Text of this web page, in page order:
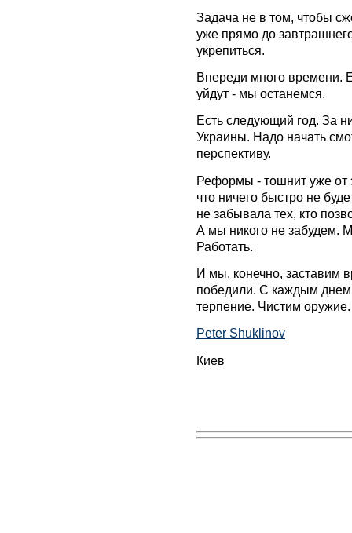
Задача не в том, чтобы
уже прямо до
укрепиться.
Впереди много времени.
уйдут - мы останемся.
Есть следующий год. За
Украины. Надо начать
перспективу.
Реформы - тошнит уже от
что ничего быстро не
не забывала тех, кто
А мы никого не забудем.
Работать.
И мы, конечно, заставим
победили. С каждым днем
терпение. Чистим
Peter Shuklinov
Киев